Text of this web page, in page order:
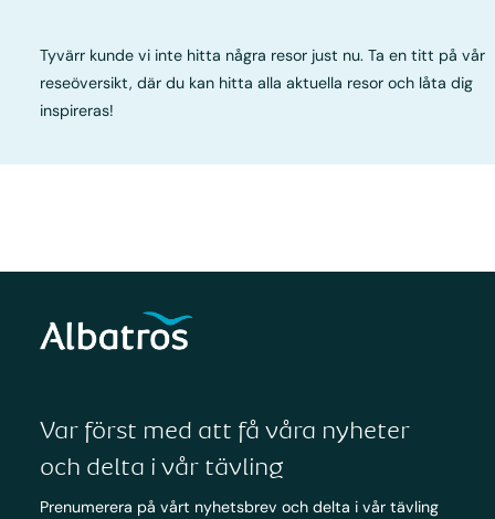
Tyvärr kunde vi inte hitta några resor just nu. Ta en titt på vår
reseöversikt, där du kan hitta alla aktuella resor och låta dig
inspireras!
Var först med att få våra nyheter
och delta i vår tävling
Prenumerera på vårt nyhetsbrev och delta i vår tävling